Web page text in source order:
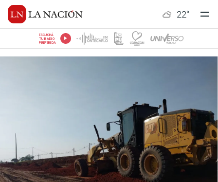
22°
ESCUCHÁ
TU RADIO
PREFERIDA